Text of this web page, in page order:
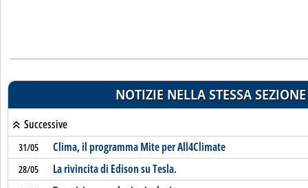
NOTIZIE NELLA STESSA SEZIONE
Successive
31/05 Clima, il programma Mite per All4Climate
28/05 La rivincita di Edison su Tesla.